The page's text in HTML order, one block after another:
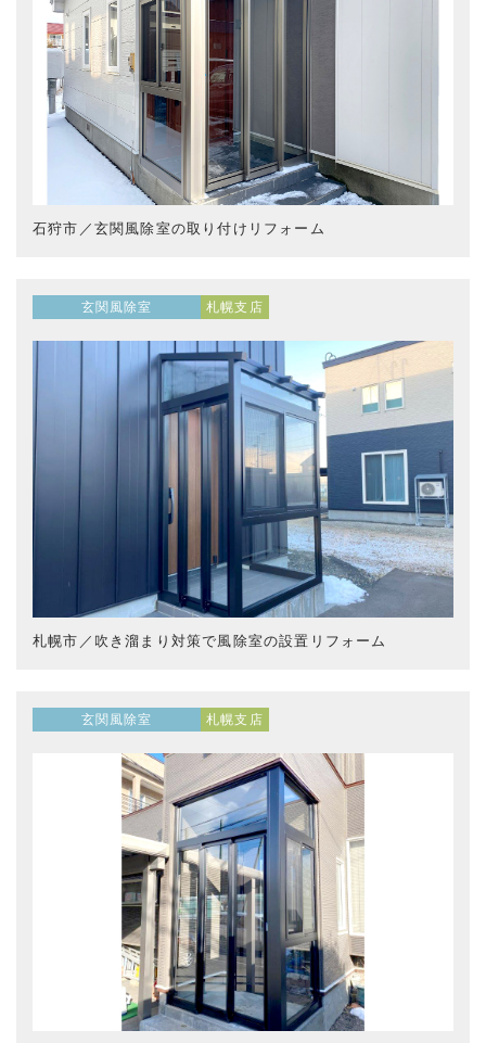
石狩市／玄関風除室の取り付けリフォーム
玄関風除室 札幌支店
札幌市／吹き溜まり対策で風除室の設置リフォーム
玄関風除室 札幌支店